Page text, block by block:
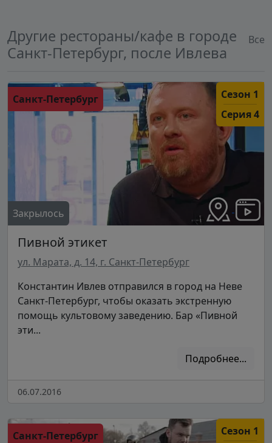
Все
Другие рестораны/кафе в городе
Санкт-Петербург, после Ивлева
Санкт-Петербург
Сезон 1
Серия 4
Закрылось
Пивной этикет
ул. Марата, д. 14, г. Санкт-Петербург
Константин Ивлев отправился в город на Неве
Санкт-Петербург, чтобы оказать экстренную
помощь культовому заведению. Бар «Пивной
эти...
Подробнее...
06.07.2016
Санкт-Петербург
Сезон 1